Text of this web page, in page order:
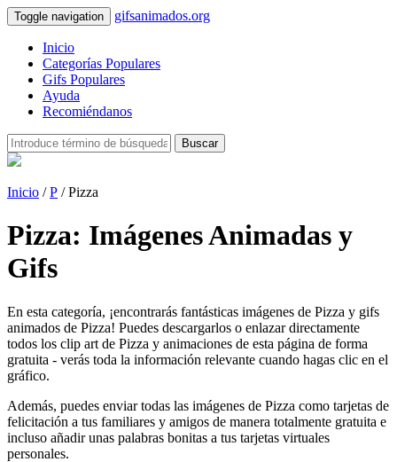
Toggle navigation gifsanimados.org
Inicio
Categorías Populares
Gifs Populares
Ayuda
Recomiéndanos
Buscar
Inicio /P / Pizza
Pizza: Imágenes Animadas y
Gifs
En esta categoría, ¡encontrarás fantásticas imágenes de Pizza y gifs
animados de Pizza! Puedes descargarlos o enlazar directamente
todos los clip art de Pizza y animaciones de esta página de forma
gratuita - verás toda la información relevante cuando hagas clic en el
gráfico.
Además, puedes enviar todas las imágenes de Pizza como tarjetas de
felicitación a tus familiares y amigos de manera totalmente gratuita e
incluso añadir unas palabras bonitas a tus tarjetas virtuales
personales.